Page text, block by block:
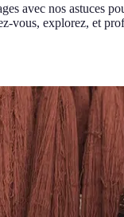
avec nos astuces
vous, explorez, et